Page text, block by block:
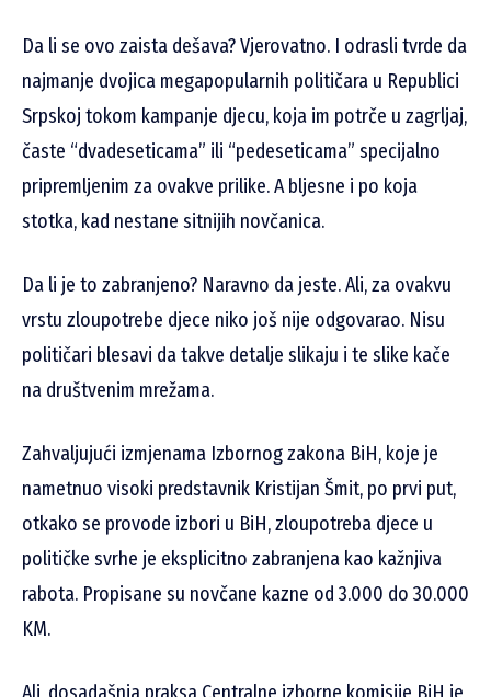
Da li se ovo zaista dešava? Vjerovatno. I odrasli tvrde da
najmanje dvojica megapopularnih političara u Republici
Srpskoj tokom kampanje djecu, koja im potrče u zagrljaj,
časte “dvadeseticama” ili “pedeseticama” specijalno
pripremljenim za ovakve prilike. A bljesne i po koja
stotka, kad nestane sitnijih novčanica.
Da li je to zabranjeno? Naravno da jeste. Ali, za ovakvu
vrstu zloupotrebe djece niko još nije odgovarao. Nisu
političari blesavi da takve detalje slikaju i te slike kače
na društvenim mrežama.
Zahvaljujući izmjenama Izbornog zakona BiH, koje je
nametnuo visoki predstavnik Kristijan Šmit, po prvi put,
otkako se provode izbori u BiH, zloupotreba djece u
političke svrhe je eksplicitno zabranjena kao kažnjiva
rabota. Propisane su novčane kazne od 3.000 do 30.000
KM.